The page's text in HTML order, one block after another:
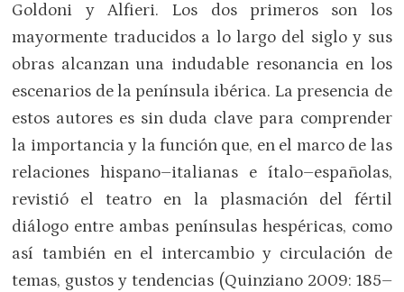
Goldoni y Alfieri. Los dos primeros son los
mayormente traducidos a lo largo del siglo y sus
obras alcanzan una indudable resonancia en los
escenarios de la península ibérica. La presencia de
estos autores es sin duda clave para comprender
la importancia y la función que, en el marco de las
relaciones hispano–italianas e ítalo–españolas,
revistió el teatro en la plasmación del fértil
diálogo entre ambas penínsulas hespéricas, como
así también en el intercambio y circulación de
temas, gustos y tendencias (Quinziano 2009: 185–